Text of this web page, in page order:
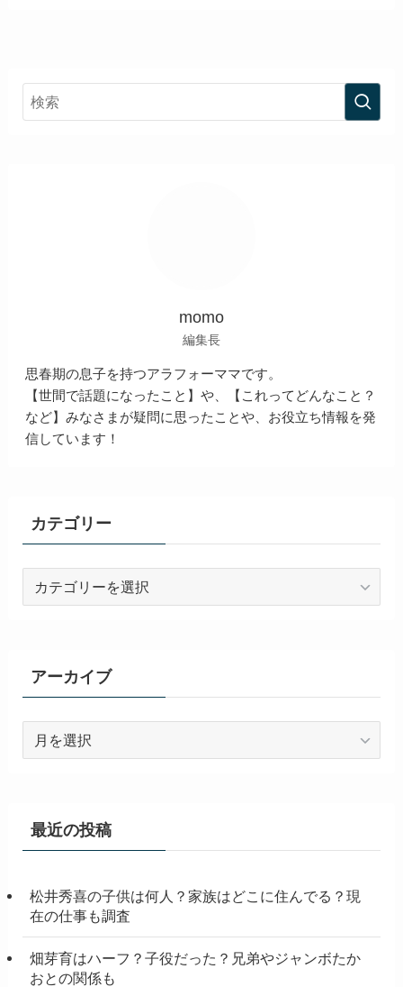
momo
編集長
思春期の息子を持つアラフォーママです。
【世間で話題になったこと】や、【これってどんなこと？
など】みなさまが疑問に思ったことや、お役立ち情報を発
信しています！
カテゴリー
ーアーカイブ
ブ
最近の投稿
松井秀喜の子供は何人？家族はどこに住んでる？現
在の仕事も調査
畑芽育はハーフ？子役だった？兄弟やジャンボたか
おとの関係も